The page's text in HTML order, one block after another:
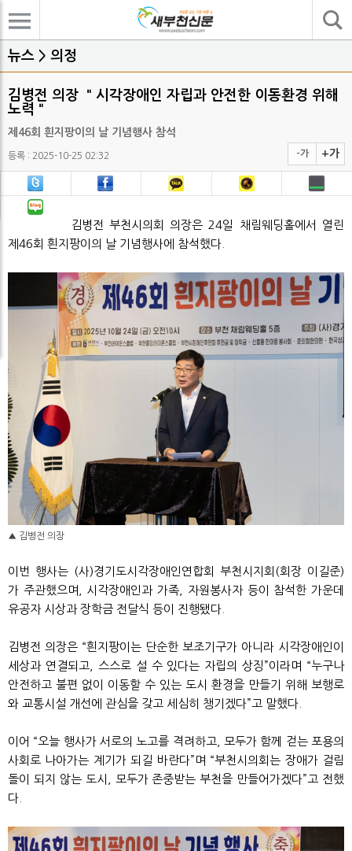
뉴스 > 의정
김병전 의장 ＂시각장애인 자립과 안전한 이동환경 위해
노력＂
제46회 흰지팡이의 날 기념행사 참석
등록 : 2025-10-25 02:32 -가 +가
김병전 부천시의회 의장은 24일 채림웨딩홀에서 열린
제46회 흰지팡이의 날 기념행사에 참석했다.
▲ 김병전 의장
이번 행사는 (사)경기도시각장애인연합회 부천시지회(회장 이길준)
가 주관했으며, 시각장애인과 가족, 자원봉사자 등이 참석한 가운데
유공자 시상과 장학금 전달식 등이 진행됐다.
김병전 의장은 “흰지팡이는 단순한 보조기구가 아니라 시각장애인이
세상과 연결되고, 스스로 설 수 있다는 자립의 상징”이라며 “누구나
안전하고 불편 없이 이동할 수 있는 도시 환경을 만들기 위해 보행로
와 교통시설 개선에 관심을 갖고 세심히 챙기겠다”고 말했다.
이어 “오늘 행사가 서로의 노고를 격려하고, 모두가 함께 걷는 포용의
사회로 나아가는 계기가 되길 바란다”며 “부천시의회는 장애가 걸림
돌이 되지 않는 도시, 모두가 존중받는 부천을 만들어가겠다”고 전했
다.